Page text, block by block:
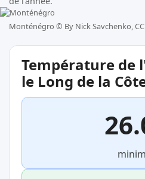
Monténégro © By Nick Savchenko, CC
Température de
le Long de la